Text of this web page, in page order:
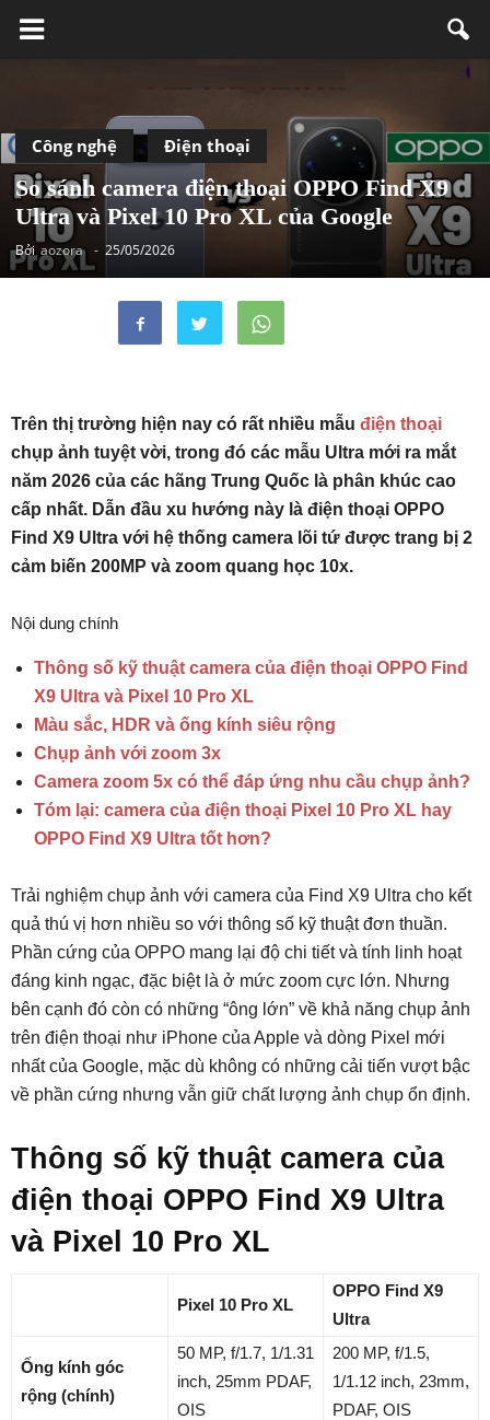
Công nghệ Điện thoại
So sánh camera điện thoại OPPO Find X9
Ultra và Pixel 10 Pro XL của Google
Bởi aozora - 25/05/2026
Trên thị trường hiện nay có rất nhiều mẫu điện thoại
chụp ảnh tuyệt vời, trong đó các mẫu Ultra mới ra mắt
năm 2026 của các hãng Trung Quốc là phân khúc cao
cấp nhất. Dẫn đầu xu hướng này là điện thoại OPPO
Find X9 Ultra với hệ thống camera lõi tứ được trang bị 2
cảm biến 200MP và zoom quang học 10x.
Nội dung chính
Thông số kỹ thuật camera của điện thoại OPPO Find
X9 Ultra và Pixel 10 Pro XL
Màu sắc, HDR và ống kính siêu rộng
Chụp ảnh với zoom 3x
Camera zoom 5x có thể đáp ứng nhu cầu chụp ảnh?
Tóm lại: camera của điện thoại Pixel 10 Pro XL hay
OPPO Find X9 Ultra tốt hơn?
Trải nghiệm chụp ảnh với camera của Find X9 Ultra cho kết
quả thú vị hơn nhiều so với thông số kỹ thuật đơn thuần.
Phần cứng của OPPO mang lại độ chi tiết và tính linh hoạt
đáng kinh ngạc, đặc biệt là ở mức zoom cực lớn. Nhưng
bên cạnh đó còn có những “ông lớn” về khả năng chụp ảnh
trên điện thoại như iPhone của Apple và dòng Pixel mới
nhất của Google, mặc dù không có những cải tiến vượt bậc
về phần cứng nhưng vẫn giữ chất lượng ảnh chụp ổn định.
Thông số kỹ thuật camera của
điện thoại OPPO Find X9 Ultra
và Pixel 10 Pro XL
Pixel 10 Pro XL
OPPO Find X9
Ultra
Ống kính góc
rộng (chính)
50 MP, f/1.7, 1/1.31
inch, 25mm PDAF,
OIS
200 MP, f/1.5,
1/1.12 inch, 23mm,
PDAF, OIS